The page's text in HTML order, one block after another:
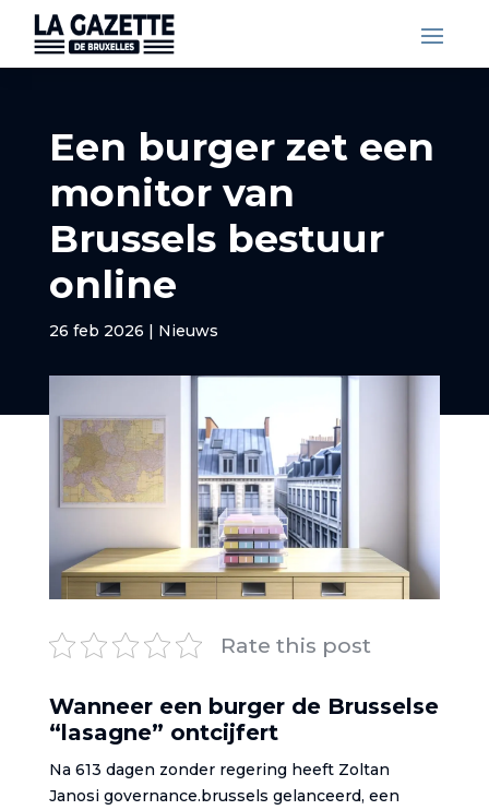
Een burger zet een
monitor van
Brussels bestuur
online
26 feb 2026 | Nieuws
Rate this post
Wanneer een burger de Brusselse
“lasagne” ontcijfert
Na 613 dagen zonder regering heeft Zoltan
Janosi governance.brussels gelanceerd, een